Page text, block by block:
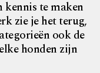
te maken
zie je het terug,
ook de
honden zijn